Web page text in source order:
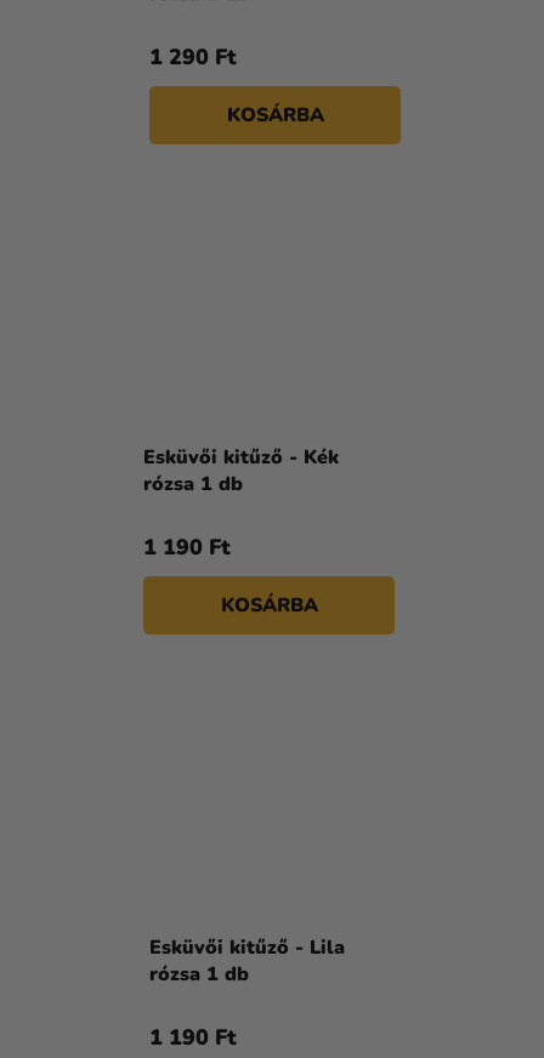
1 290 Ft
KOSÁRBA
Esküvői kitűző - Kék
rózsa 1 db
1 190 Ft
KOSÁRBA
Esküvői kitűző - Lila
rózsa 1 db
1 190 Ft